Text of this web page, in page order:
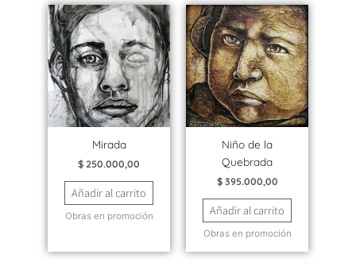
Mirada
$ 250.000,00
Añadir al carrito
Obras en promoción
Niño de la
Quebrada
$395.000,00
Añadir al carrito
Obras en promoción